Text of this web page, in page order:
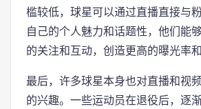
槛较低，球星可以通过直播直接与
自己的个人魅力和话题性，他们能
的关注和互动，创造更高的曝光率和
最后，许多球星本身也对直播和视
的兴趣。一些运动员在退役后，逐